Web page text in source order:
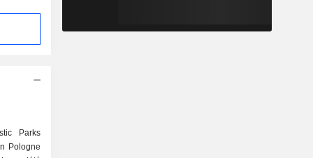
Parks
Pologne